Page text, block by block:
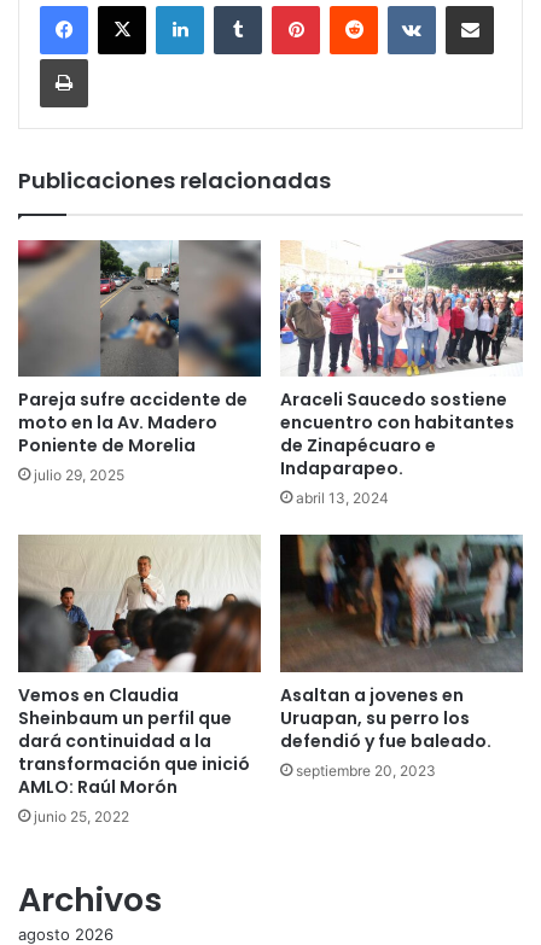
LinkedInTumblr PinterestReddit VKontakteCompartir por
Imprimir
Publicaciones relacionadas
Pareja sufre accidente de
moto en la Av. Madero
Poniente de Morelia
julio 29, 2025
Araceli Saucedo sostiene
encuentro con habitantes
de Zinapécuaro e
Indaparapeo.
abril 13, 2024
Vemos en Claudia
Sheinbaum un perfil que
dará continuidad a la
transformación que inició
AMLO: Raúl Morón
junio 25, 2022
Asaltan a jovenes en
Uruapan, su perro los
defendió y fue baleado.
septiembre 20, 2023
Archivos
agosto 2026